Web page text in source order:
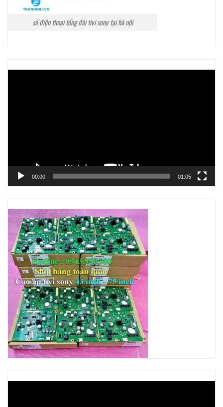
số điện thoại tổng đài tivi sony tại hà nội
00:00 01:05